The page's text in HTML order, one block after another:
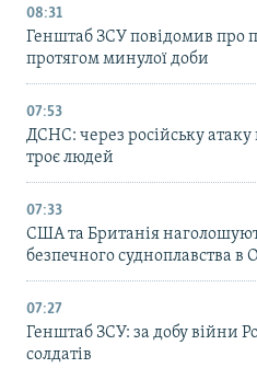
08:31
Генштаб ЗСУ повідомив про
протягом минулої доби
07:53
ДСНС: через російську
троє людей
07:33
США та Британія
безпечного судноплавства в
07:27
Генштаб ЗСУ: за добу війни
солдатів